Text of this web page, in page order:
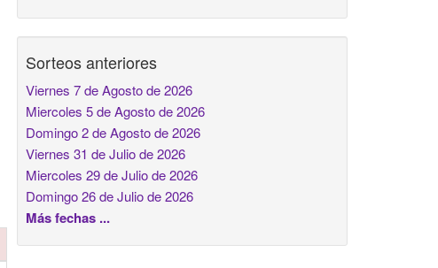
Sorteos anteriores
Viernes 7 de Agosto de 2026
Miercoles 5 de Agosto de 2026
Domingo 2 de Agosto de 2026
Viernes 31 de Julio de 2026
Miercoles 29 de Julio de 2026
Domingo 26 de Julio de 2026
Más fechas ...